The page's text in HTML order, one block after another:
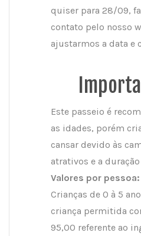
quiser para 28/09,
contato pelo nosso
ajustarmos a data e
Este passeio é
as idades, porém
cansar devido às
atrativos e a
Valores por pessoa:
Crianças de 0 à 5
criança permitida
95,00 referente ao